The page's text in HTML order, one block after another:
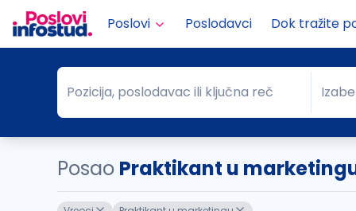
Poslovi Poslodavci Dok tražite
Pozicija, poslodavac ili ključna reč
Pozicija, poslodavac ili ključna reč Grad
Posao Praktikant u